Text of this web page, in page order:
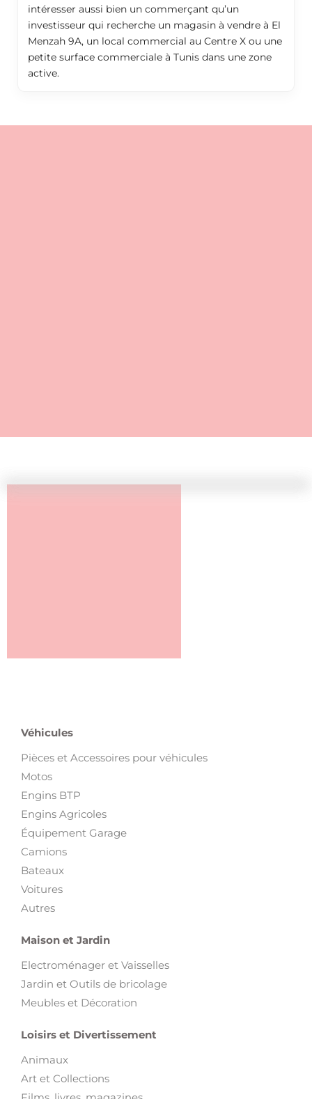
intéresser aussi bien un commerçant qu’un
investisseur qui recherche un magasin à vendre à El
Menzah 9A, un local commercial au Centre X ou une
petite surface commerciale à Tunis dans une zone
active.
Véhicules
Pièces et Accessoires pour véhicules
Motos
Engins BTP
Engins Agricoles
Équipement Garage
Camions
Bateaux
Voitures
Autres
Maison et Jardin
Electroménager et Vaisselles
Jardin et Outils de bricolage
Meubles et Décoration
Loisirs et Divertissement
Animaux
Art et Collections